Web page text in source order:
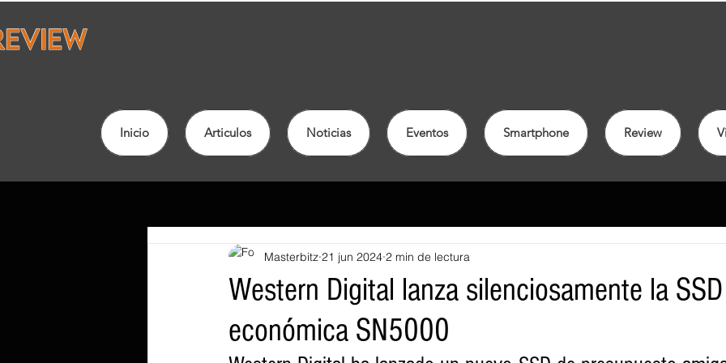
Inicio Articulos Noticias Eventos Smartphone Review
Western Digital lanza silenciosamente la
económica SN5000
Masterbitz 21 jun 2024 2 min de lectura